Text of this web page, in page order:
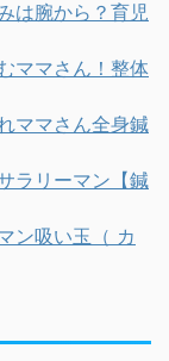
は腕から？育児
ママさん！整体
ママさん全身鍼
ラリーマン【鍼
ン吸い玉（ カ